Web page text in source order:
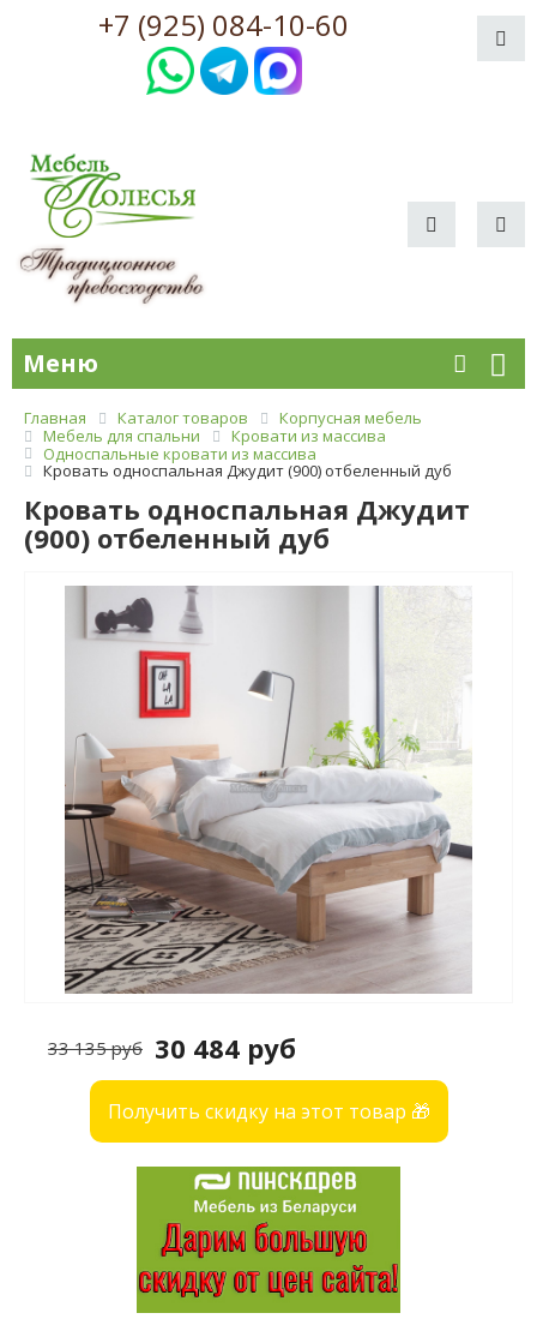
+7 (925) 084-10-60
Меню
Главная Каталог товаров
Корпусная мебель
Мебель для спальни
Кровати из массива
Односпальные кровати из массива
Кровать односпальная Джудит (900) отбеленный дуб
Кровать односпальная Джудит
(900) отбеленный дуб
30 484 руб
33 135 руб
Получить скидку на этот товар 🎁